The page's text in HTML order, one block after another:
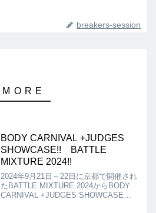
breakers-session
BODY CARNIVAL +JUDGES
SHOWCASE!! BATTLE
MIXTURE 2024!!
2024年9月21日～22日に京都で開催され
たBATTLE MIXTURE 2024からBODY
CARNIVAL +JUDGES SHOWCASEの